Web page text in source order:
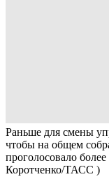
Раньше для смены
чтобы на общем
проголосовало
Коротченко/ТАСС )